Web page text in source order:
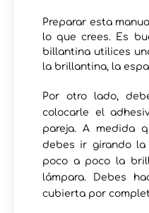
Preparar esta
lo que crees. Es
billantina utilices
la brillantina, la
Por otro lado,
colocarle el
pareja. A medida
debes ir girando
poco a poco la
lámpara. Debes
cubierta por